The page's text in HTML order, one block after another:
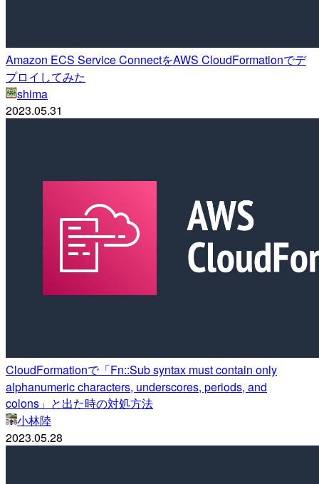
Amazon ECS Service ConnectをAWS CloudFormationでデ
プロイしてみた
shima
2023.05.31
CloudFormationで「Fn::Sub syntax must contain only
alphanumeric characters, underscores, periods, and
colons」と出た時の対処方法
小林陸
2023.05.28